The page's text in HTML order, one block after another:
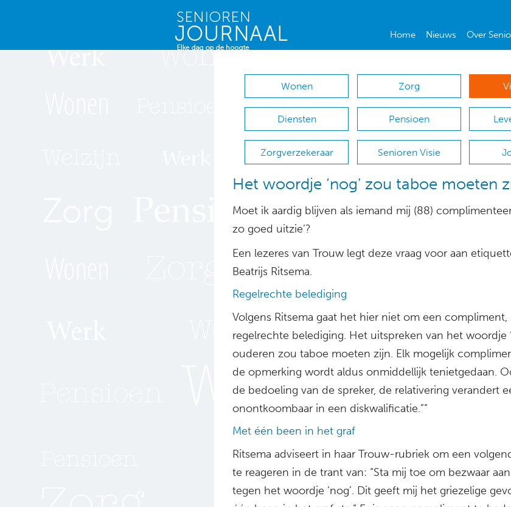
Home Nieuws Over
Wonen Zorg
Diensten Pensioen
Zorgverzekeraar Senioren Visie
Het woordje ‘nog’ zou taboe moeten
Moet ik aardig blijven als iemand mij (88)
zo goed uitzie’?
Een lezeres van Trouw legt deze vraag voor aan
Beatrijs Ritsema.
Regelrechte belediging
Volgens Ritsema gaat het hier niet om een compliment,
regelrechte belediging. Het uitspreken van het woordje
ouderen zou taboe moeten zijn. Elk mogelijk
de opmerking wordt aldus onmiddellijk tenietgedaan.
de bedoeling van de spreker, de relativering verandert
onontkoombaar in een diskwalificatie.””
Met één been in het graf
Ritsema adviseert in haar Trouw-rubriek om een
te reageren in de trant van: “Sta mij toe om bezwaar
tegen het woordje ‘nog’. Dit geeft mij het griezelige